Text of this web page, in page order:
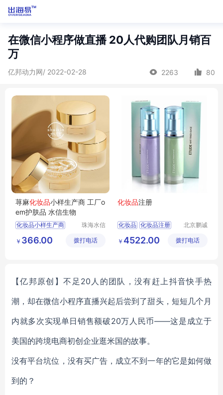
在微信小程序做直播 20人代购团队月销百
万
亿邦动力网/ 2022-02-28 2263 80
荨麻化妆品小样生产商 工厂o
em护肤品 水信生物
化妆品小样生产商
化妆品生产厂址
珠海水信
有限公司
￥ 366.00 拨打电话
化妆品注册
化妆品 化妆品注册
北京鹏诚
咨询有限
￥ 4522.00 拨打电话
【亿邦原创】不足20人的团队，没有赶上抖音快手热
潮，却在微信小程序直播兴起后尝到了甜头，短短几个月
内就多次实现单日销售额破20万人民币——这是成立于
美国的跨境电商初创企业逛米国的故事。
没有平台坑位，没有买广告，成立不到一年的它是如何做
到的？